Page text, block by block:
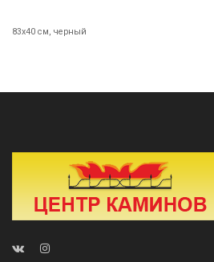
83х40 см, черный